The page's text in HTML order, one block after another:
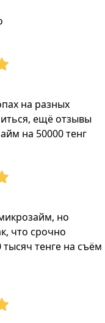
на разных
ещё отзывы
на 50000 тенг
но
что срочно
тенге на съём